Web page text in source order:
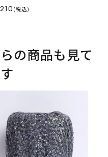
(税込)
の商品も見て